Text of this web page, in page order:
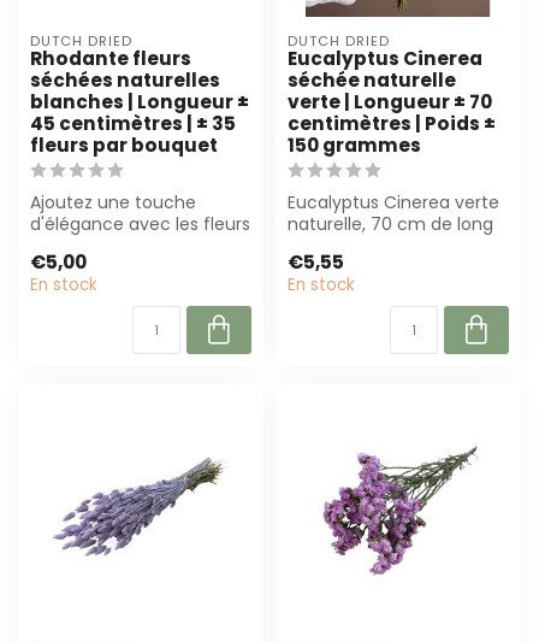
DUTCH DRIED
Rhodante fleurs
séchées naturelles
blanches | Longueur ±
45 centimètres | ± 35
fleurs par bouquet
Ajoutez une touche
d'élégance avec les fleurs
Naturel. Pa...
€5,00
En stock
DUTCH DRIED
Eucalyptus Cinerea
séchée naturelle
verte | Longueur ± 70
centimètres | Poids ±
150 grammes
Eucalyptus Cinerea verte
naturelle, 70 cm de long
pou...
€5,55
En stock